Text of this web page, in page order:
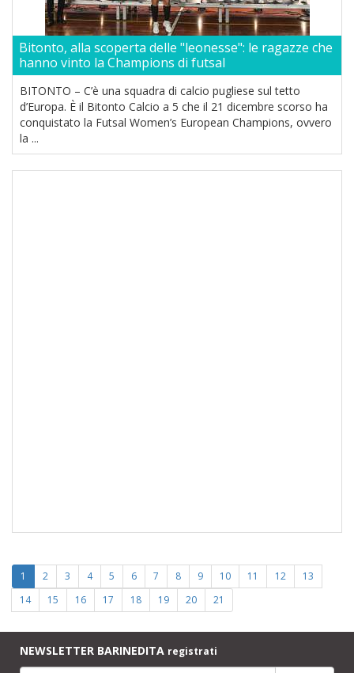
Bitonto, alla scoperta delle "leonesse": le ragazze che
hanno vinto la Champions di futsal
BITONTO – C’è una squadra di calcio pugliese sul tetto
d’Europa. È il Bitonto Calcio a 5 che il 21 dicembre scorso ha
conquistato la Futsal Women’s European Champions, ovvero
la ...
1 2 3 4 5 6 7 8 9 10 11 12
13
14
15 16 17 18 19 20 21
NEWSLETTER BARINEDITA registrati